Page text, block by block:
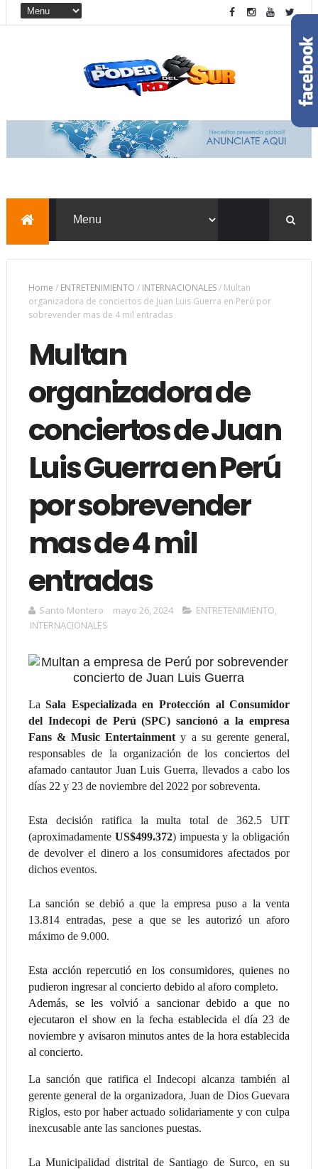
Home / ENTRETENIMIENTO / INTERNACIONALES/ Multan
organizadora de conciertos de Juan Luis Guerra en Perú por
sobrevender mas de 4 mil entradas
Multan
organizadora de
conciertos de Juan
Luis Guerra en Perú
por sobrevender
mas de 4 mil
entradas
Santo Montero mayo 26, 2024 ENTRETENIMIENTO,
INTERNACIONALES
LaSala Especializada en Protección al Consumidor
del Indecopi de Perú (SPC) sancionó a la empresa
Fans & Music Entertainment y a su gerente general,
responsables de la organización de los conciertos del
afamado cantautor Juan Luis Guerra, llevados a cabo los
días 22 y 23 de noviembre del 2022 por sobreventa.
Esta decisión ratifica la multa total de 362.5 UIT
(aproximadamente US$499.372) impuesta y la obligación
de devolver el dinero a los consumidores afectados por
dichos eventos.
La sanción se debió a que la empresa puso a la venta
13.814 entradas, pese a que se les autorizó un aforo
máximo de 9.000.
Esta acción repercutió en los consumidores, quienes no
pudieron ingresar al concierto debido al aforo completo.
Además, se les volvió a sancionar debido a que no
ejecutaron el show en la fecha establecida el día 23 de
noviembre y avisaron minutos antes de la hora establecida
al concierto.
La sanción que ratifica el Indecopi alcanza también al
gerente general de la organizadora, Juan de Dios Guevara
Riglos, esto por haber actuado solidariamente y con culpa
inexcusable ante las sanciones puestas.
La Municipalidad distrital de Santiago de Surco, en su